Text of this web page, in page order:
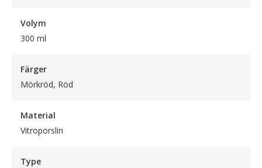
Volym
300 ml
Färger
Mörkröd, Röd
Material
Vitroporslin
Type